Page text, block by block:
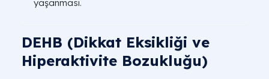
yaşanması.
DEHB (Dikkat Eksikliği ve
Hiperaktivite Bozukluğu)